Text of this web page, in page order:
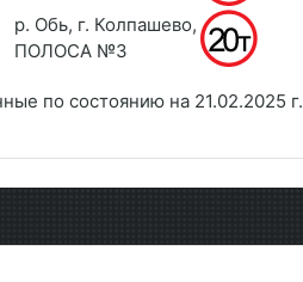
р. Обь, г. Колпашево,
ПОЛОСА №3
по состоянию на 21.02.2025 г.